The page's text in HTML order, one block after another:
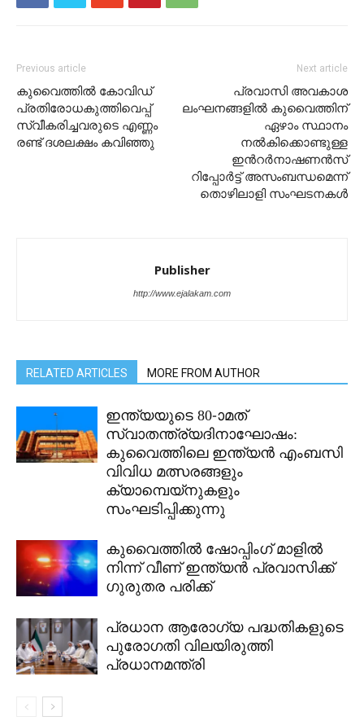
Previous article
കുവൈത്തിൽ കോവിഡ്
പ്രതിരോധകുത്തിവെപ്പ്
സ്വീകരിച്ചവരുടെ എണ്ണം
രണ്ട് ദശലക്ഷം കവിഞ്ഞു
Next article
പ്രവാസി അവകാശ
ലംഘനങ്ങളിൽ കുവൈത്തിന്
ഏഴാം സ്ഥാനം
നൽകിക്കൊണ്ടുള്ള
ഇൻറർനാഷണൻസ്
റിപ്പോർട്ട് അസംബന്ധമെന്ന്
തൊഴിലാളി സംഘടനകൾ
Publisher
http://www.ejalakam.com
RELATED ARTICLES MORE FROM AUTHOR
ഇന്ത്യയുടെ 80-ാമത്
സ്വാതന്ത്ര്യദിനാഘോഷം:
കുവൈത്തിലെ ഇന്ത്യൻ എംബസി
വിവിധ മത്സരങ്ങളും
ക്യാമ്പെയ്‌നുകളും
സംഘടിപ്പിക്കുന്നു
കുവൈത്തിൽ ഷോപ്പിംഗ് മാളിൽ
നിന്ന് വീണ് ഇന്ത്യൻ പ്രവാസിക്ക്
ഗുരുതര പരിക്ക്
പ്രധാന ആരോഗ്യ പദ്ധതികളുടെ
പുരോഗതി വിലയിരുത്തി
പ്രധാനമന്ത്രി